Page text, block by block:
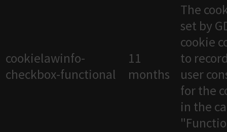
cookielawinfo-
checkbox-functional
11
months
The
set by
cookie
to
user
for the
in the